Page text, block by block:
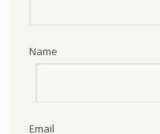
Name
Email